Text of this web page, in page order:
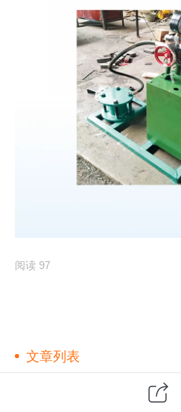
阅读 97
文章列表
Как нам противостоять